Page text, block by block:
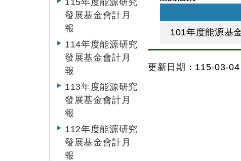
115年度能源研究
發展基金會計月
報
114年度能源研究
發展基金會計月
報
113年度能源研究
發展基金會計月
報
112年度能源研究
發展基金會計月
報
101年度能源基
更新日期：115-03-04